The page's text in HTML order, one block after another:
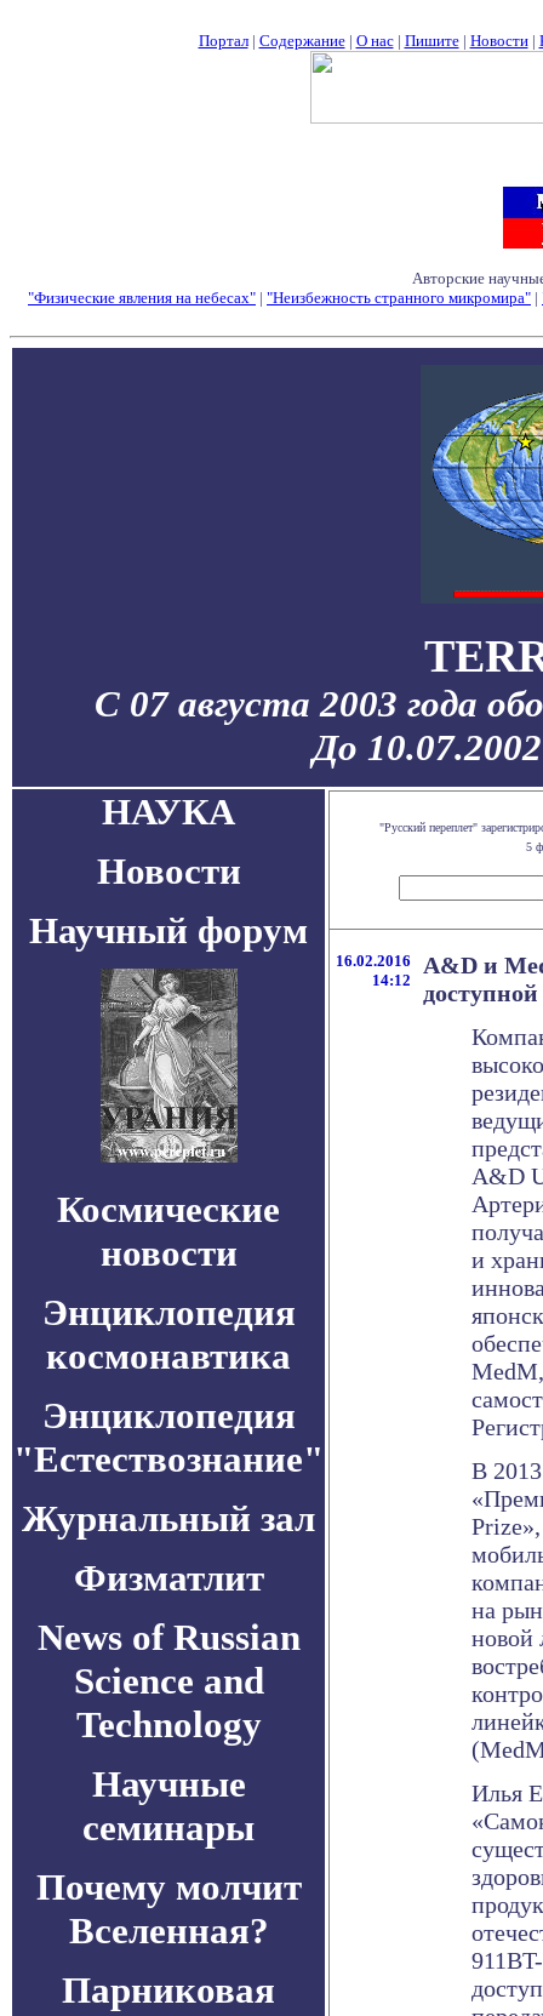
Портал| Содержание| О нас| Пишите| Новости|
Авторские
"Физические явления на небесах" | "Неизбежность странного микромира" |
С 07 августа 2003 года
До
НАУКА
Новости
Научный форум
Космические
новости
Энциклопедия
космонавтика
Энциклопедия
"Естествознание"
Журнальный зал
Физматлит
News of Russian
Science and
Technology
Научные
семинары
Почему молчит
Вселенная?
Парниковая
"Русский переплет"
5
16.02.2016
14:12
A&D и
доступной
A&D
и
В
на
новой
Илья